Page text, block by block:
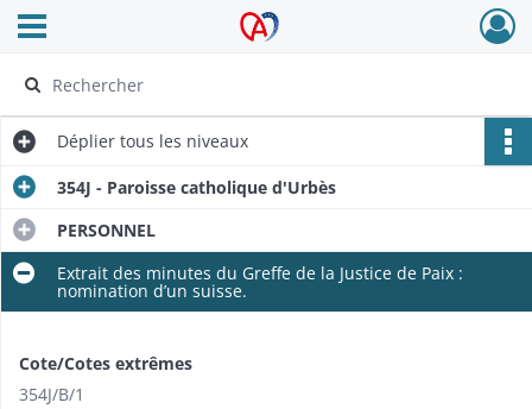
Archives Alsace - Colmar
Ouvrir le menu déroulant
Déplier tous les niveaux
354J - Paroisse catholique d'Urbès
PERSONNEL
Extrait des minutes du Greffe de la Justice de Paix :
nomination d’un suisse.​
Cote/Cotes extrêmes
354J/B/1